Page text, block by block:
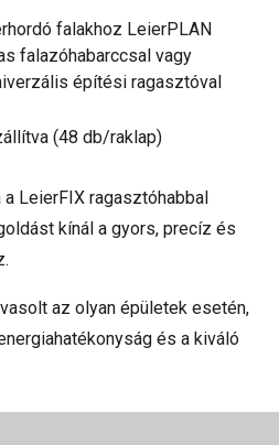
falakhoz LeierPLAN
falazóhabarccsal vagy
építési ragasztóval
(48 db/raklap)
LeierFIX ragasztóhabbal
kínál a gyors, precíz és
az olyan épületek esetén,
és a kiváló